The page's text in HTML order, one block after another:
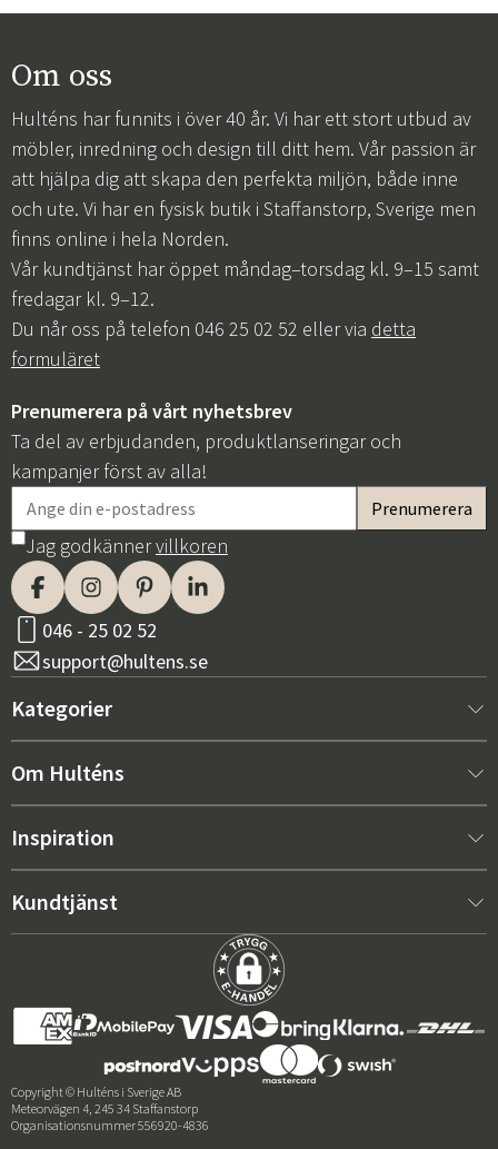
Om oss
Hulténs har funnits i över 40 år. Vi har ett stort utbud av
möbler, inredning och design till ditt hem. Vår passion är
att hjälpa dig att skapa den perfekta miljön, både inne
och ute. Vi har en fysisk butik i Staffanstorp, Sverige men
finns online i hela Norden.
Vår kundtjänst har öppet måndag–torsdag kl. 9–15 samt
fredagar kl. 9–12.
Du når oss på telefon 046 25 02 52 eller via detta
formuläret
Prenumerera på vårt nyhetsbrev
Ta del av erbjudanden, produktlanseringar och
kampanjer först av alla!
Jag godkännervillkoren
046 - 25 02 52
support@hultens.se
Kategorier
Nytt hos oss
Inredning
Utemöbler
Grillar & Utekök
Om Hulténs
Om Hulténs
Säljavdelning
Prisgaranti
Recensioner
Inspiration
Bästsäljare
Kundtjänst
Integritetspolicy
Cookiepolicy
Returnera vara
Copyright © Hulténs i Sverige AB
Meteorvägen 4, 245 34 Staffanstorp
Organisationsnummer 556920-4836